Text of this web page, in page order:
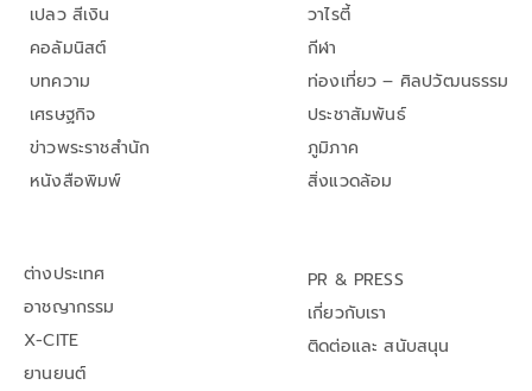
เปลว สีเงิน
คอลัมนิสต์
บทความ
เศรษฐกิจ
ข่าวพระราชสำนัก
หนังสือพิมพ์
วาไรตี้
กีฬา
ท่องเที่ยว – ศิลปวัฒนธรรม
ประชาสัมพันธ์
ภูมิภาค
สิ่งแวดล้อม
ต่างประเทศ
อาชญากรรม
X-CITE
ยานยนต์
PR & PRESS
เกี่ยวกับเรา
ติดต่อและ สนับสนุน